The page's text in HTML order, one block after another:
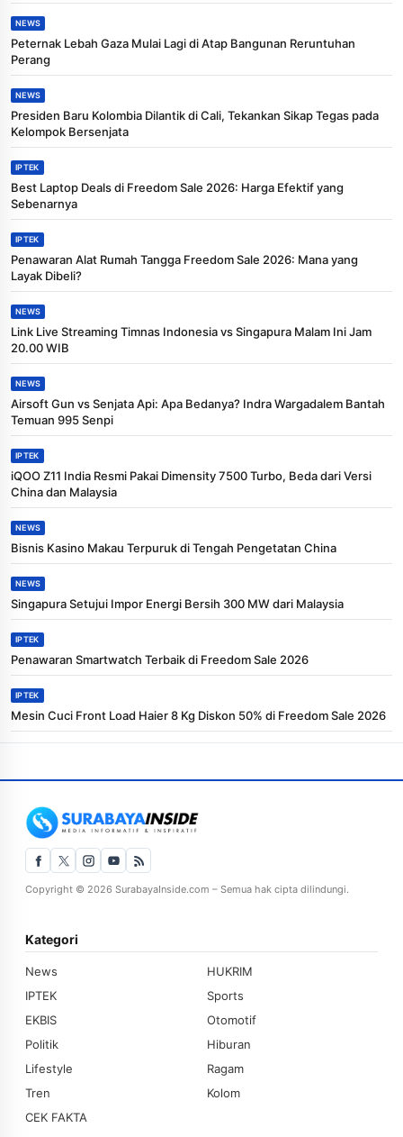
NEWS
Peternak Lebah Gaza Mulai Lagi di Atap Bangunan Reruntuhan
Perang
NEWS
Presiden Baru Kolombia Dilantik di Cali, Tekankan Sikap Tegas pada
Kelompok Bersenjata
IPTEK
Best Laptop Deals di Freedom Sale 2026: Harga Efektif yang
Sebenarnya
IPTEK
Penawaran Alat Rumah Tangga Freedom Sale 2026: Mana yang
Layak Dibeli?
NEWS
Link Live Streaming Timnas Indonesia vs Singapura Malam Ini Jam
20.00 WIB
NEWS
Airsoft Gun vs Senjata Api: Apa Bedanya? Indra Wargadalem Bantah
Temuan 995 Senpi
IPTEK
iQOO Z11 India Resmi Pakai Dimensity 7500 Turbo, Beda dari Versi
China dan Malaysia
NEWS
Bisnis Kasino Makau Terpuruk di Tengah Pengetatan China
NEWS
Singapura Setujui Impor Energi Bersih 300 MW dari Malaysia
IPTEK
Penawaran Smartwatch Terbaik di Freedom Sale 2026
IPTEK
Mesin Cuci Front Load Haier 8 Kg Diskon 50% di Freedom Sale 2026
Copyright © 2026 SurabayaInside.com – Semua hak cipta dilindungi.
Kategori
News
HUKRIM
IPTEK
Sports
EKBIS
Otomotif
Politik
Hiburan
Lifestyle
Ragam
Tren
Kolom
CEK FAKTA